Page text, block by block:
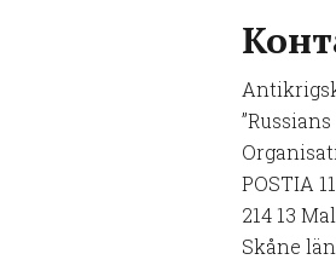
POSTIA
214 13
Skåne län